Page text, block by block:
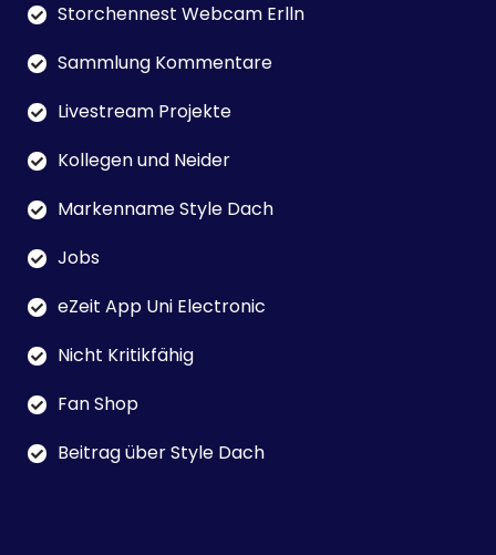
Storchennest Webcam Erlln
Sammlung Kommentare
Livestream Projekte
Kollegen und Neider
Markenname Style Dach
Jobs
eZeit App Uni Electronic
Nicht Kritikfähig
Fan Shop
Beitrag über Style Dach